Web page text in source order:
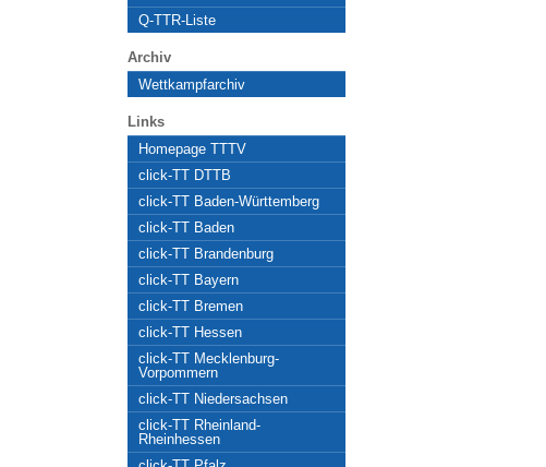
Q-TTR-Liste
Archiv
Wettkampfarchiv
Links
Homepage TTTV
click-TT DTTB
click-TT Baden-Württemberg
click-TT Baden
click-TT Brandenburg
click-TT Bayern
click-TT Bremen
click-TT Hessen
click-TT Mecklenburg-
Vorpommern
click-TT Niedersachsen
click-TT Rheinland-
Rheinhessen